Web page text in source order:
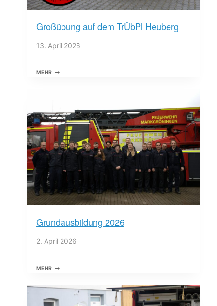
Großübung auf dem TrÜbPl Heuberg
13. April 2026
MEHRGROSSÜBUNG A
Grundausbildung 2026
2. April 2026
MEHRGRUNDAUSBILDUNG